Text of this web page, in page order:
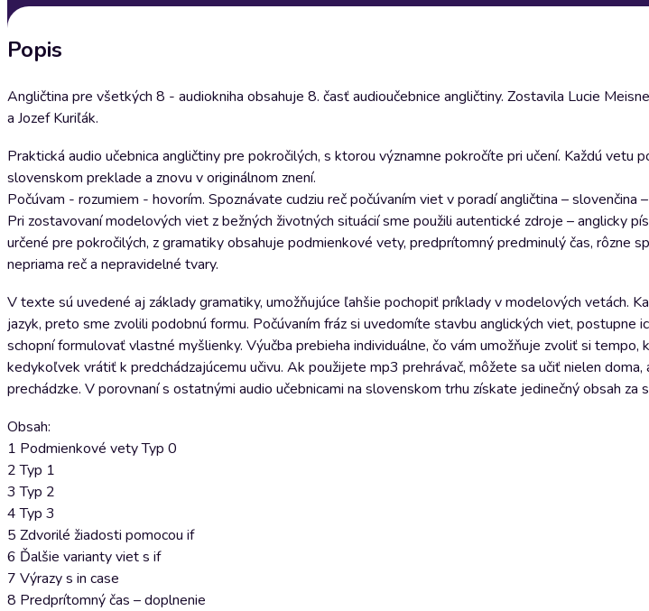
Popis
Angličtina pre všetkých 8 - audiokniha obsahuje 8. časť audioučebnice angličtiny. Zostavila Lucie
a Jozef Kuriľák.
Praktická audio učebnica angličtiny pre pokročilých, s ktorou významne pokročíte pri učení. Každú vetu
slovenskom preklade a znovu v originálnom znení.
Počúvam - rozumiem - hovorím. Spoznávate cudziu reč počúvaním viet v poradí angličtina – slovenčina
Pri zostavovaní modelových viet z bežných životných situácií sme použili autentické zdroje – anglicky
určené pre pokročilých, z gramatiky obsahuje podmienkové vety, predprítomný predminulý čas, rôzne
nepriama reč a nepravidelné tvary.
V texte sú uvedené aj základy gramatiky, umožňujúce ľahšie pochopiť príklady v modelových vetách.
jazyk, preto sme zvolili podobnú formu. Počúvaním fráz si uvedomíte stavbu anglických viet, postupne
schopní formulovať vlastné myšlienky. Výučba prebieha individuálne, čo vám umožňuje zvoliť si
kedykoľvek vrátiť k predchádzajúcemu učivu. Ak použijete mp3 prehrávač, môžete sa učiť nielen
prechádzke. V porovnaní s ostatnými audio učebnicami na slovenskom trhu získate jedinečný obsah za
Obsah:
1 Podmienkové vety Typ 0
2 Typ 1
3 Typ 2
4 Typ 3
5 Zdvorilé žiadosti pomocou if
6 Ďalšie varianty viet s if
7 Výrazy s in case
8 Predprítomný čas – doplnenie